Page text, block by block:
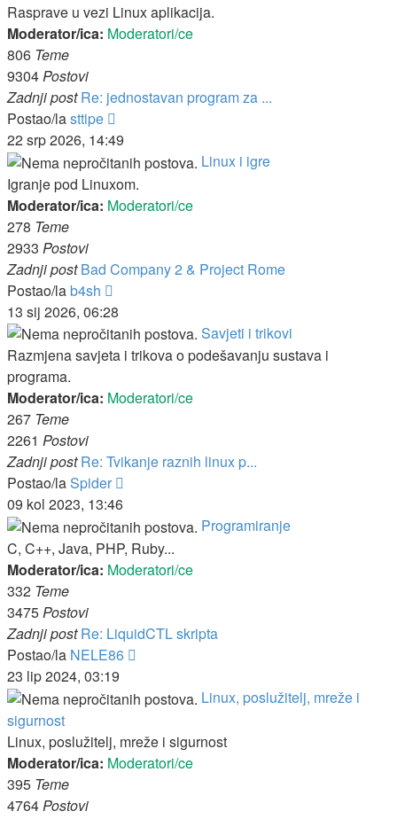
Rasprave u vezi Linux aplikacija.
Moderator/ica: Moderatori/ce
806 Teme
9304Postovi
Zadnji post Re: jednostavan program za ...
Postao/lasttipe
post
22 srp 2026, 14:49
Linux i igre
Igranje pod Linuxom.
Moderator/ica: Moderatori/ce
278 Teme
2933 Postovi
Zadnji post Bad Company 2 & Project Rome
Postao/lab4sh
post
13 sij 2026, 06:28
Savjeti i trikovi
Razmjena savjeta i trikova o podešavanju sustava i
programa.
Moderator/ica: Moderatori/ce
267 Teme
2261 Postovi
Zadnji post Re: Tvikanje raznih linux p...
Postao/laSpider
09 kol 2023, 13:46
Programiranje
C, C++, Java, PHP, Ruby...
Moderator/ica: Moderatori/ce
332 Teme
3475Postovi
Zadnji post Re: LiquidCTL skripta
Postao/la NELE86
23 lip 2024, 03:19
Linux, poslužitelj, mreže i
sigurnost
Linux, poslužitelj, mreže i sigurnost
Moderator/ica: Moderatori/ce
395 Teme
4764Postovi